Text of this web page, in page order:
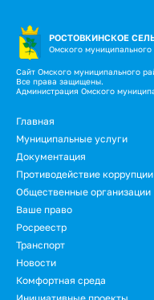
РОСТОВКИНСКОЕ
Омского
Сайт Омского муниципального
Все права защищены.
Администрация Омского
Подвал
Главная
Муниципальные услуги
Документация
Противодействие коррупции
Общественные организации
Ваше право
Росреестр
Транспорт
Новости
Подвал.
Комфортная среда